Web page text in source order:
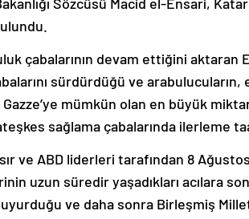
çabalarının devam ettiğini aktaran
sürdürdüğü ve arabulucuların,
mümkün olan en büyük
sağlama çabalarında ilerleme
ve ABD liderleri tarafından 8
uzun süredir yaşadıkları acılara
ve daha sonra Birleşmiş